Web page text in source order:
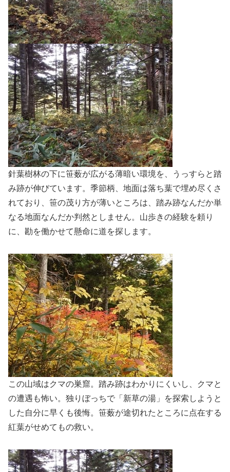
針葉樹林の下に笹薮が広がる薄暗い環境を、うっすらと踏
み跡が伸びています。季節柄、地面は落ち葉で埋め尽くさ
れており、笹の茂り方が薄いところは、踏み跡なんだか単
なる地面なんだか判然としません。山歩きの経験を頼り
に、勘を働かせて懸命に道を探します。
この山域はクマの巣窟。踏み跡はわかりにくいし、クマと
の遭遇も怖い。独りぼっちで「新草の湯」を探索しようと
した自分に早くも後悔。笹薮が途切れたところに点在する
紅葉がせめてもの救い。